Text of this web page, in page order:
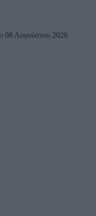
08 Αυγούστου 2026